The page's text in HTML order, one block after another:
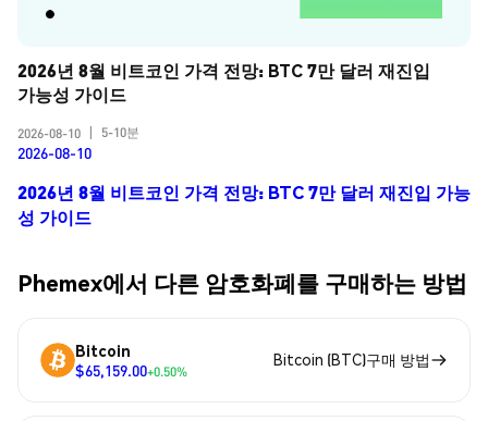
2026년 8월 비트코인 가격 전망: BTC 7만 달러 재진입
가능성 가이드
2026-08-10 5-10분
2026-08-10
2026년 8월 비트코인 가격 전망: BTC 7만 달러 재진입 가능
성 가이드
Phemex에서 다른 암호화폐를 구매하는 방법
Bitcoin
$65,159.00+0.50%
Bitcoin (BTC)구매 방법